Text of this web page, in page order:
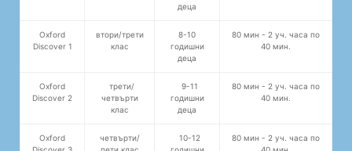
деца
Oxford
Discover 1
втори/трети
клас
8-10
годишни
деца
80 мин - 2 уч. часа по
40 мин.
Oxford
Discover 2
трети/
четвърти
клас
9-11
годишни
деца
80 мин - 2 уч. часа по
40 мин.
Oxford
четвърти/
10-12
80 мин - 2 уч. часа по